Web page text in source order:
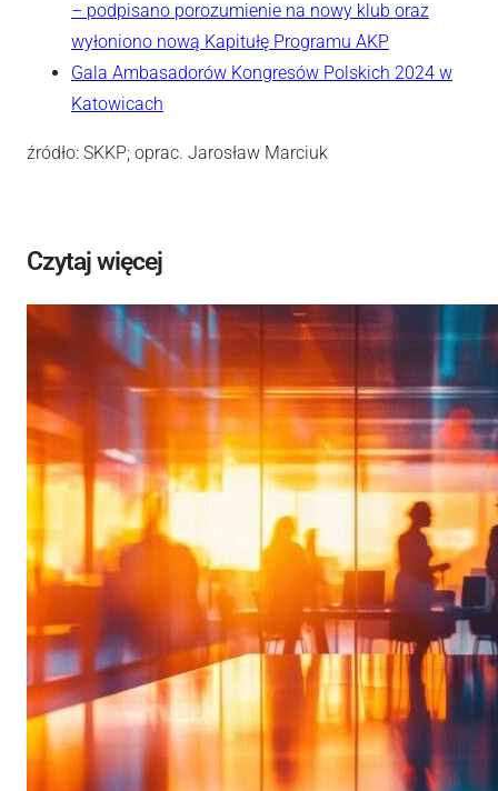
– podpisano porozumienie na nowy klub oraz
wyłoniono nową Kapitułę Programu AKP
Gala Ambasadorów Kongresów Polskich 2024 w
Katowicach
źródło: SKKP; oprac. Jarosław Marciuk
Czytaj więcej